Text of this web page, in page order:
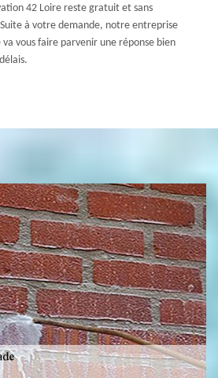
42 Loire reste gratuit et sans
à votre demande, notre entreprise
vous faire parvenir une réponse bien